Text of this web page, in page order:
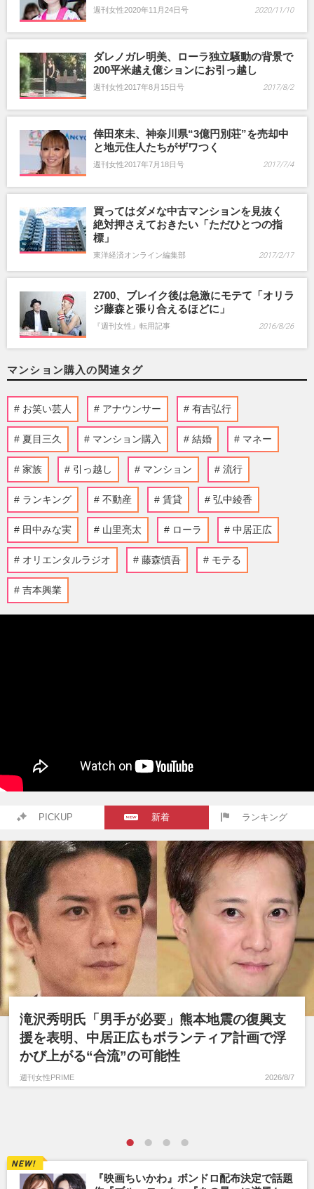
週刊女性2020年11月24日号 2020/11/10
ダレノガレ明美、ローラ独立騒動の背景で
200平米越え億ションにお引っ越し
週刊女性2017年8月15日号 2017/8/2
倖田來未、神奈川県“3億円別荘”を売却中
と地元住人たちがザワつく
週刊女性2017年7月18日号 2017/7/4
買ってはダメな中古マンションを見抜く
絶対押さえておきたい「ただひとつの指
標」
東洋経済オンライン編集部 2017/2/17
2700、ブレイク後は急激にモテて「オリラ
ジ藤森と張り合えるほどに」
『週刊女性』転用記事 2016/8/26
マンション購入の関連タグ
お笑い芸人 アナウンサー 有吉弘行
夏目三久 マンション購入 結婚 マネー
家族 引っ越し マンション 流行
ランキング 不動産 賃貸 弘中綾香
田中みな実 山里亮太 ローラ 中居正広
オリエンタルラジオ 藤森慎吾 モテる
吉本興業
PICKUP 新着 ランキング
滝沢秀明氏「男手が必要」熊本地震の復興支
援を表明、中居正広もボランティア計画で浮
かび上がる“合流”の可能性
週刊女性PRIME 2026/8/7
『映画ちいかわ』ボンドロ配布決定で話題